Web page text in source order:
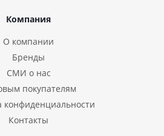
Компания
О компании
Бренды
СМИ о нас
покупателям
конфиденциальности
Контакты